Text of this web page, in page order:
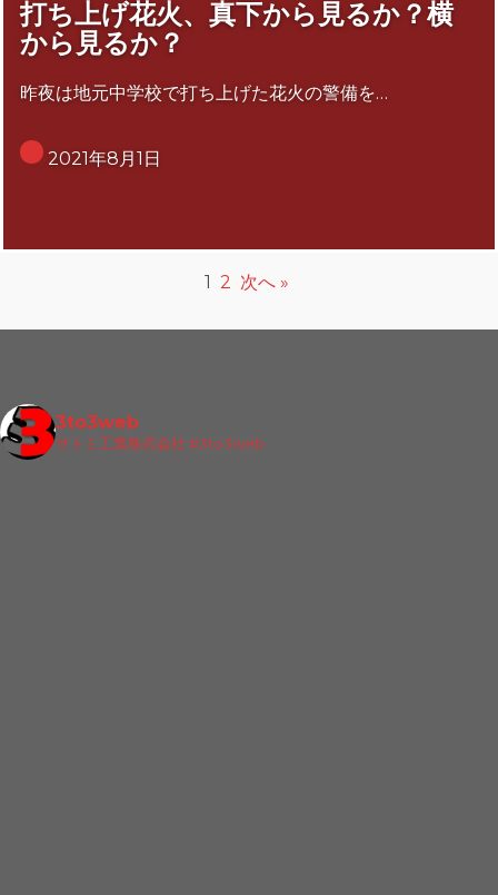
打ち上げ花火、真下から見るか？横
から見るか？
昨夜は地元中学校で打ち上げた花火の警備を…
2021年8月1日
1 2 次へ »
3to3web
サトミ工業株式会社 #3to3web